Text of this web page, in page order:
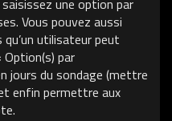
une option par
Vous pouvez aussi
utilisateur peut
par
jours du sondage (mettre
enfin permettre aux